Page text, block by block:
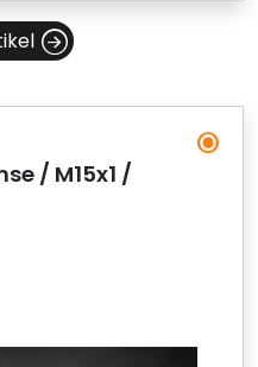
/ M15x1 /